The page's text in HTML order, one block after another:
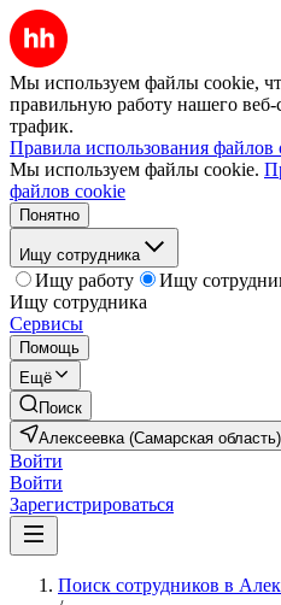
Мы используем файлы cookie,
правильную работу нашего веб-
трафик.
Правила использования файлов
Мы используем файлы cookie.
файлов cookie
Понятно
Ищу сотрудника
Ищу работу
Ищу
Ищу сотрудника
Сервисы
Помощь
Ещё
Поиск
Алексеевка (Самарская область)
Войти
Войти
Зарегистрироваться
Поиск сотрудников в